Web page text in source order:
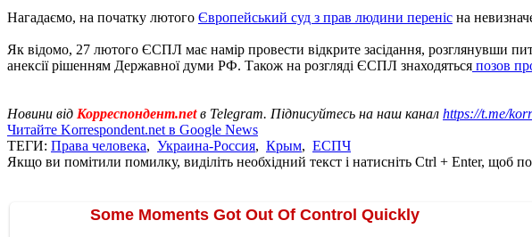
Нагадаємо, на початку лютого Європейський суд з прав людини переніс на
Як відомо, 27 лютого ЄСПЛ має намір провести відкрите засідання, розглянувши
анексії рішенням Державної думи РФ. Також на розгляді ЄСПЛ знаходяться позов
Новини від Корреспондент.netв Telegram. Підписуйтесь на наш канал https://t.me/
Читайте Korrespondent.net в Google News
ТЕГИ: Права человека, Украина-Россия, Крым, ЕСПЧ
Якщо ви помітили помилку, виділіть необхідний текст і натисніть Ctrl + Enter, щоб